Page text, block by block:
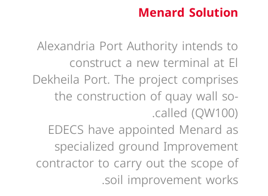
Menard Solution
Alexandria Port Authority intends to
construct a new terminal at El
Dekheila Port. The project comprises
the construction of quay wall so-
called (QW100).
EDECS have appointed Menard as
specialized ground Improvement
contractor to carry out the scope of
soil improvement works.